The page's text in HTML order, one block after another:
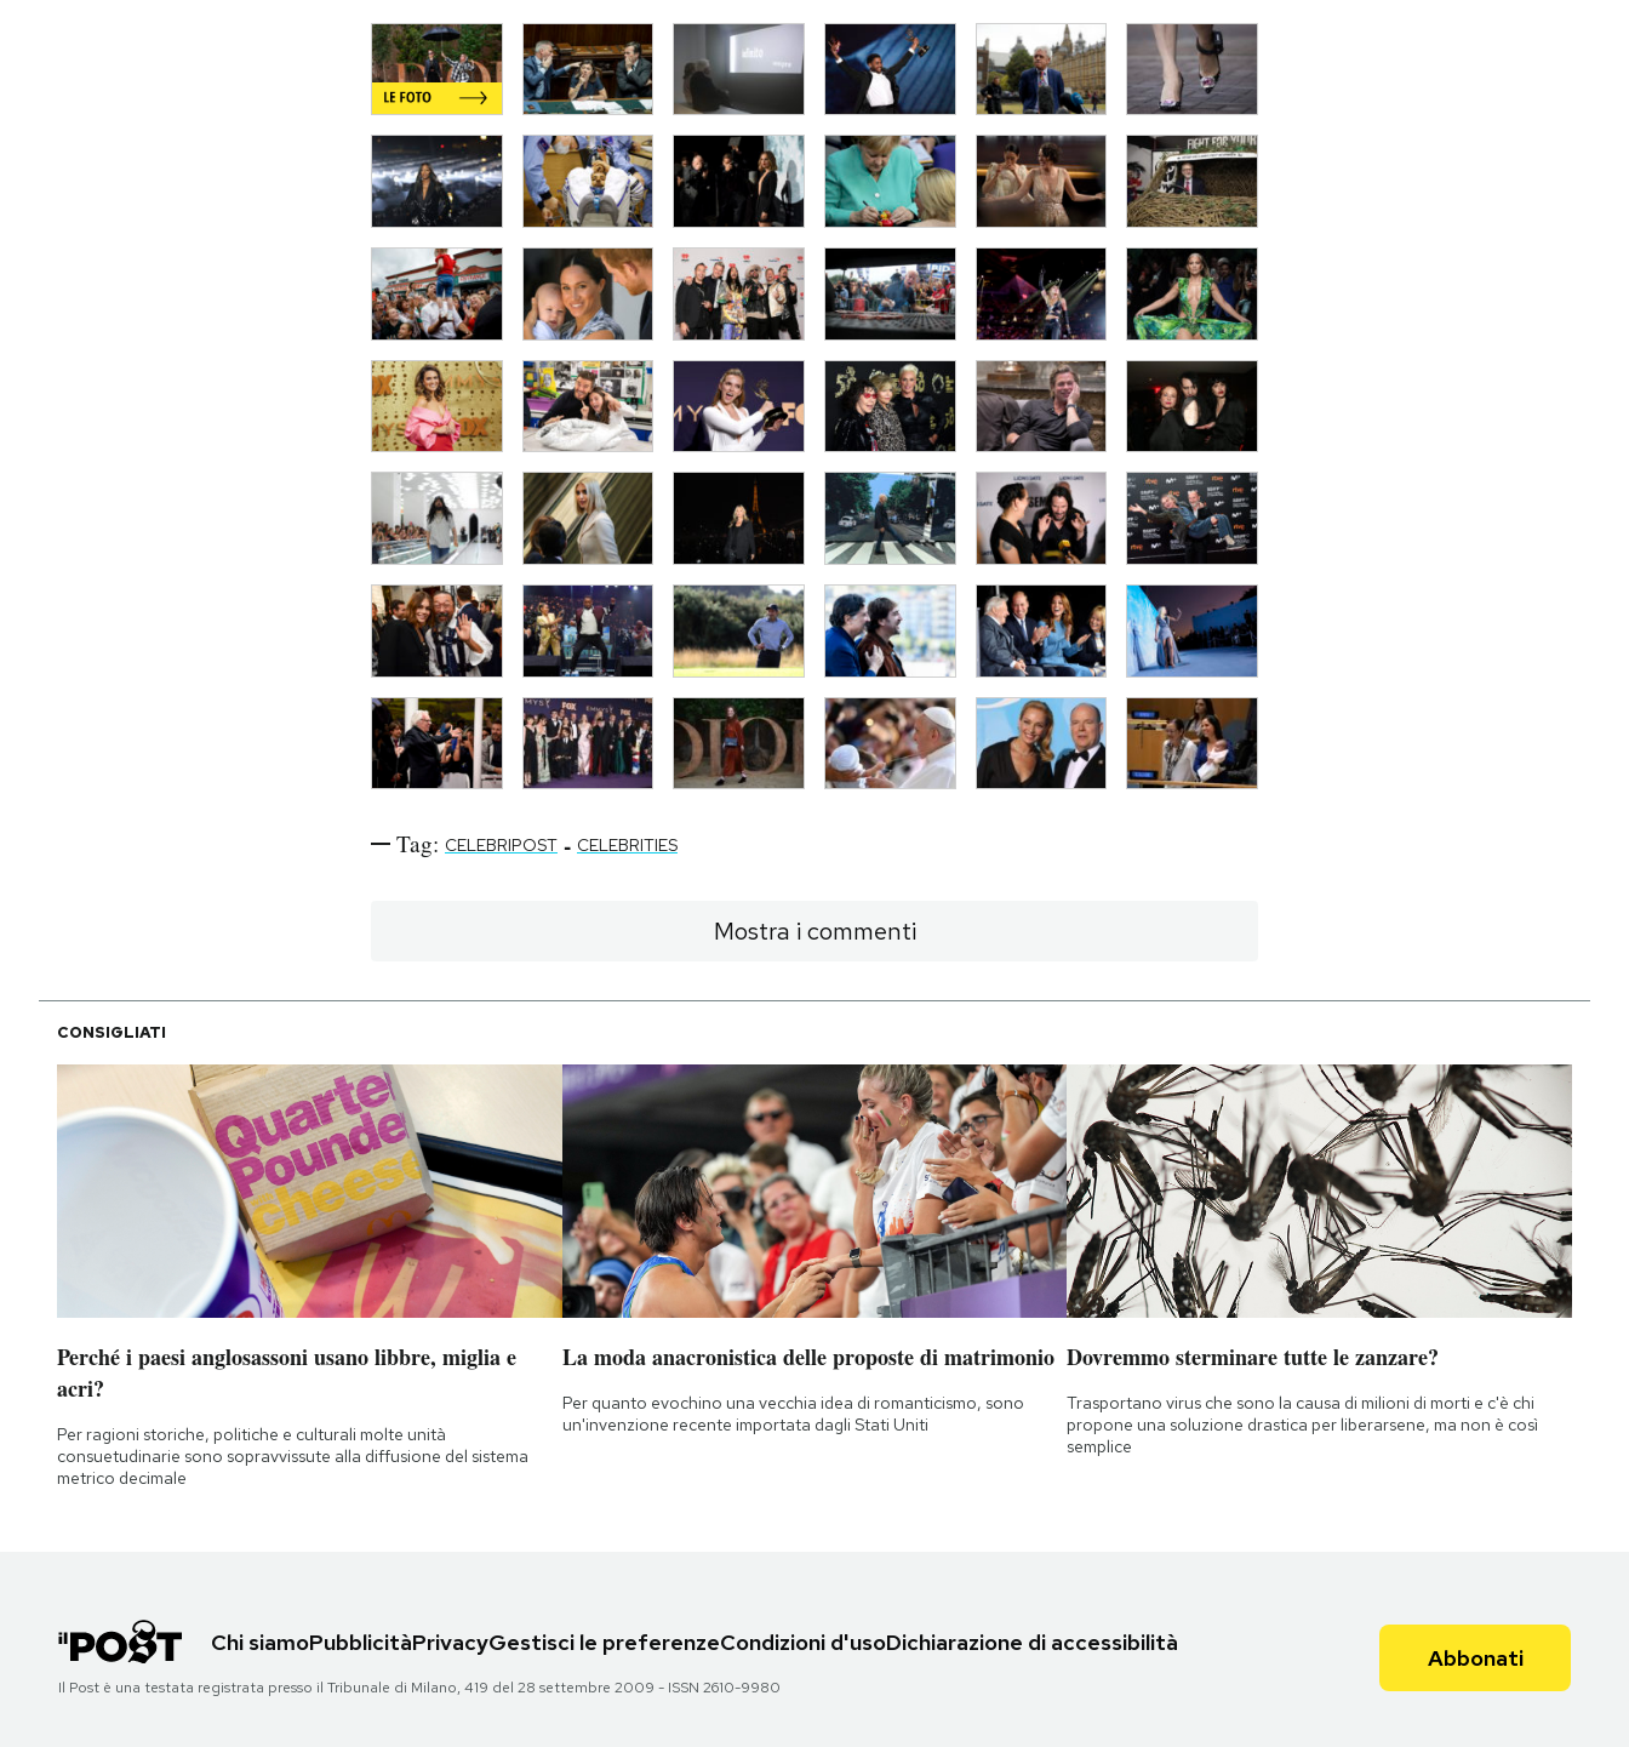
Tag: CELEBRIPOST - CELEBRITIES
Mostra i commenti
CONSIGLIATI
Perché i paesi anglosassoni usano libbre, miglia e
acri?
Per ragioni storiche, politiche e culturali molte unità
consuetudinarie sono sopravvissute alla diffusione del sistema
metrico decimale
La moda anacronistica delle proposte di matrimonio
Per quanto evochino una vecchia idea di romanticismo, sono
un'invenzione recente importata dagli Stati Uniti
Dovremmo sterminare tutte le zanzare?
Trasportano virus che sono la causa di milioni di morti e c'è chi
propone una soluzione drastica per liberarsene, ma non è così
semplice
Chi siamoPubblicitàPrivacyGestisci le preferenzeCondizioni d'usoDichiarazione di accessibilità
Il Post è una testata registrata presso il Tribunale di Milano, 419 del 28 settembre 2009 - ISSN 2610-9980
Abbonati